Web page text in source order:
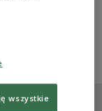
wszystkie